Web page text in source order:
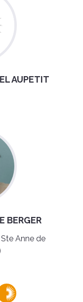
AUPETIT
BERGER
Anne de